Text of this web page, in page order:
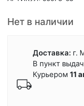
Нет в наличии
Доставка: г.
В пункт
Курьером 11